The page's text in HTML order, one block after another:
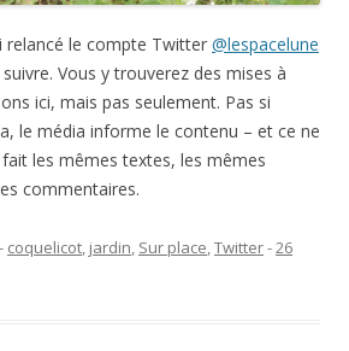
relancé le compte Twitter @lespacelune
suivre. Vous y trouverez des mises à
ici, mais pas seulement. Pas si
le média informe le contenu – et ce ne
les mêmes textes, les mêmes
commentaires.
- coquelicot, jardin, Sur place,Twitter-26